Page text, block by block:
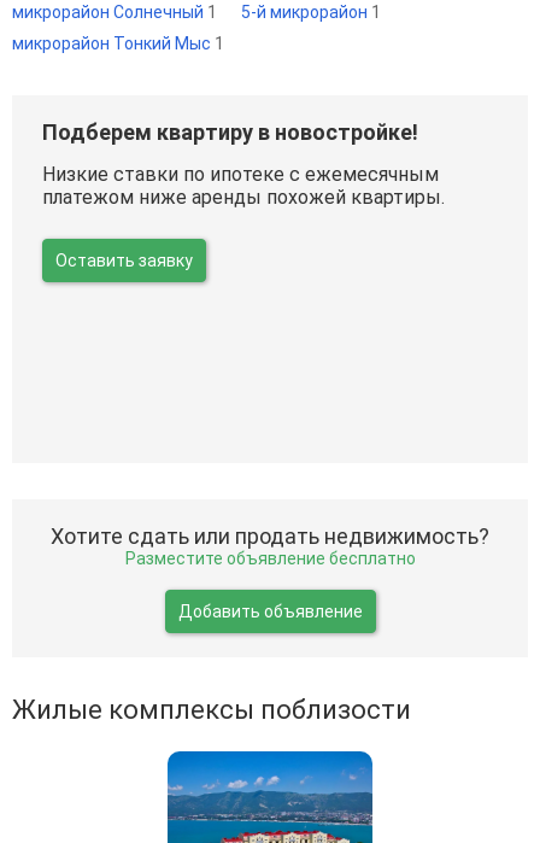
микрорайон Солнечный 1 5-й микрорайон 1
микрорайон Тонкий Мыс 1
Подберем квартиру в новостройке!
Низкие ставки по ипотеке с ежемесячным
платежом ниже аренды похожей квартиры.
Оставить заявку
Хотите сдать или продать недвижимость?
Разместите объявление бесплатно
Добавить объявление
Жилые комплексы поблизости